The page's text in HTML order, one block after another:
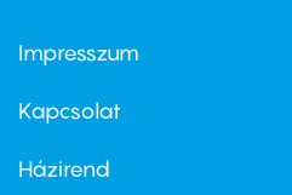
Footer
first
Impresszum
Kapcsolat
Footer
Házirend